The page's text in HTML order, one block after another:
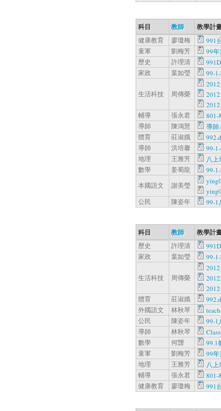
科目 教師 教學計
健康教育 廖瓊梅
991
童軍
劉梅芳
99
歷史
許理清
家政
葉如瑩 99-
生活科技 周傳榮
輔導
張永君
801-
導師
陳鴻慧
導師
體育
莊淑娥
導師
洪培馨
99-
地理
王雅芳
八上
數學
姜蜀龍
99-
本國語文
謝美瑩
公民
陳姿年 99-1
科目 教師 教學計
歷史 許理清
家政
葉如瑩 99-
生活科技 周傳榮
體育
莊淑娥
外國語文
林秋琴
公民
陳姿年
99-1
導師
林秋琴
數學
何靉
99.1
童軍
劉梅芳
99
地理
王雅芳
八上
輔導
張永君
801-
健康教育
廖瓊梅 991